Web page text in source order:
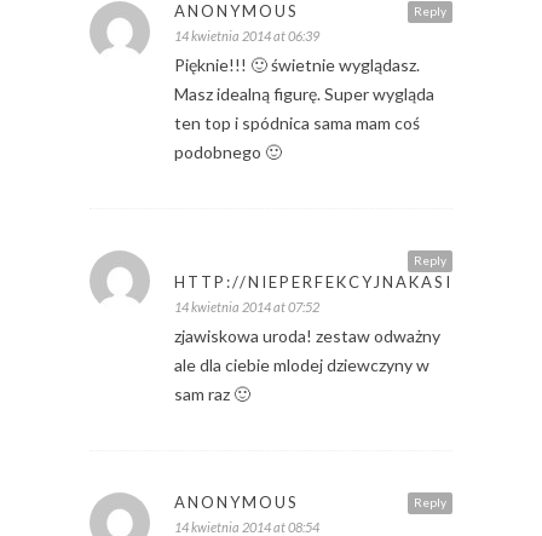
Reply
ANONYMOUS
14 kwietnia 2014 at 06:39
Pięknie!!! 🙂 świetnie wyglądasz.
Masz idealną figurę. Super wygląda
ten top i spódnica sama mam coś
podobnego 🙂
Reply
HTTP://
14 kwietnia 2014 at 07:52
zjawiskowa uroda! zestaw odważny
ale dla ciebie mlodej dziewczyny w
sam raz 🙂
Reply
ANONYMOUS
14 kwietnia 2014 at 08:54